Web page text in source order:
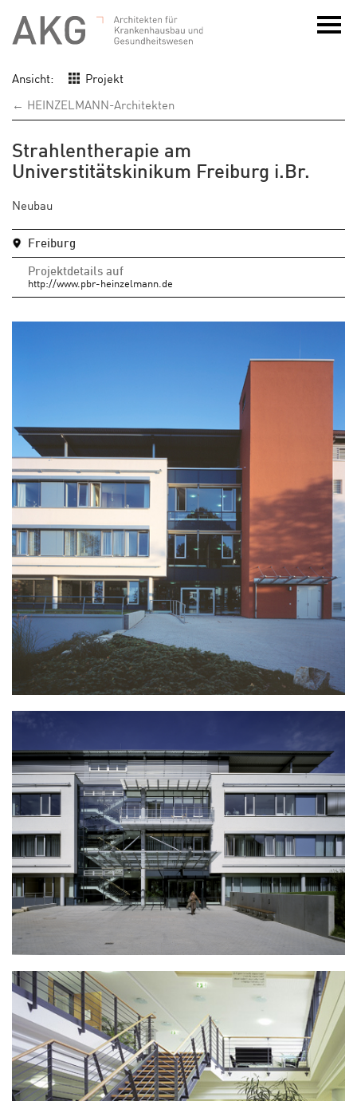
Ansicht:
Projekt
← HEINZELMANN-Architekten
Strahlentherapie am
Universtitätskinikum Freiburg i.Br.
Neubau
Freiburg
Projektdetails auf
http://www.pbr-heinzelmann.de